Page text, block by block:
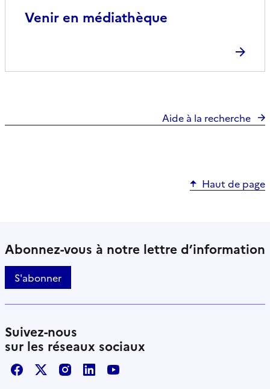
Venir en médiathèque
Aide à la recherche
Haut de page
Abonnez-vous à notre lettre d’information
S'abonner
Suivez-nous
sur les réseaux sociaux
FacebookX / TwitterInstagram
LinkedInYoutube